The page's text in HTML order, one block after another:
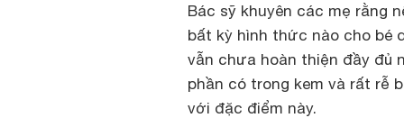
Bác sỹ khuyên các mẹ rằng
bất kỳ hình thức nào cho bé
vẫn chưa hoàn thiện đầy đủ
phần có trong kem và rất rễ
với đặc điểm này.